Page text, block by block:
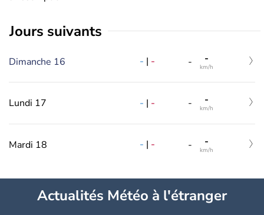
jours suivants
Dimanche 16 - | - - -
km/h
Lundi 17 - | - - -
km/h
Mardi 18 - | - - -
km/h
Actualités Météo à l'étranger